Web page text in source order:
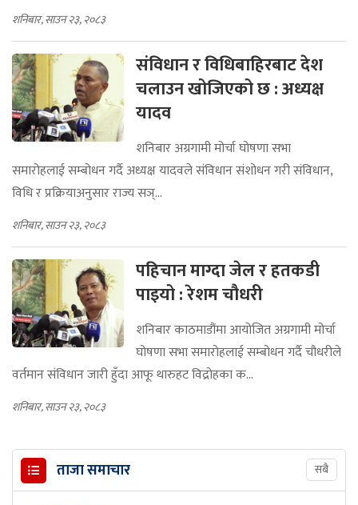
शनिबार, साउन २३, २०८३
संविधान र विधिबाहिरबाट देश
चलाउन खोजिएको छ : अध्यक्ष
यादव
शनिबार अग्रगामी मोर्चा घोषणा सभा
समारोहलाई सम्बोधन गर्दै अध्यक्ष यादवले संविधान संशोधन गरी संविधान,
विधि र प्रक्रियाअनुसार राज्य सञ्...
शनिबार, साउन २३, २०८३
पहिचान माग्दा जेल र हतकडी
पाइयो : रेशम चौधरी
शनिबार काठमाडौंमा आयोजित अग्रगामी मोर्चा
घोषणा सभा समारोहलाई सम्बोधन गर्दै चौधरीले
वर्तमान संविधान जारी हुँदा आफू थारुहट विद्रोहका क...
शनिबार, साउन २३, २०८३
ताजा समाचार सबै